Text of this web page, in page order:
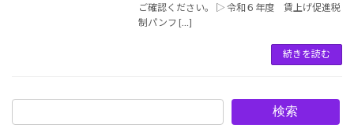
ご確認ください。 ▷ 令和６年度 賃上げ促進税
制パンフ […]
続きを読む
検索